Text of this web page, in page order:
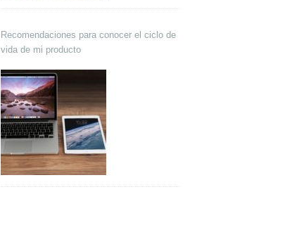
Recomendaciones para conocer el ciclo de
vida de mi producto